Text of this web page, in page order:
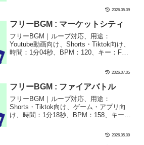
るい、楽器：リリースカットピアノ｜15
秒BGM第３弾！ひたすらリリースカット
ピアノで暴走させてみました！緊迫シー
ンなどにぴったりです！
2026.05.09
フリーBGM : マーケットシティ
フリーBGM｜ループ対応、用途：
Youtube動画向け、Shorts・Tiktok向け、
時間：1分04秒、BPM：120、キー：F、
リリースカットピアノ｜年末年始やフェ
スで賑わうマーケットをイメージしまし
た！リリースカットピアノのおしゃれな
コードが決め手！
2026.07.05
フリーBGM : ファイアバトル
フリーBGM｜ループ対応、用途：
Shorts・Tiktok向け、ゲーム・アプリ向
け、時間：1分18秒、BPM：158、キー：
い、楽器：リリースカットピアノ｜かっ
こいいリリースカットピアノで仕上げま
2026.05.09